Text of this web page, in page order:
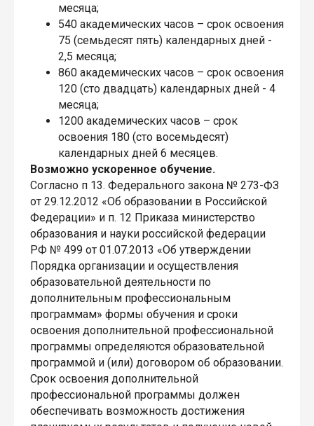
месяца;
540 академических часов – срок освоения
75 (семьдесят пять) календарных дней -
2,5 месяца;
860 академических часов – срок освоения
120 (сто двадцать) календарных дней - 4
месяца;
1200 академических часов – срок
освоения 180 (сто восемьдесят)
календарных дней 6 месяцев.
Возможно ускоренное обучение.
Согласно п 13. Федерального закона № 273-ФЗ
от 29.12.2012 «Об образовании в Российской
Федерации» и п. 12 Приказа министерство
образования и науки российской федерации
РФ № 499 от 01.07.2013 «Об утверждении
Порядка организации и осуществления
образовательной деятельности по
дополнительным профессиональным
программам» формы обучения и сроки
освоения дополнительной профессиональной
программы определяются образовательной
программой и (или) договором об образовании.
Срок освоения дополнительной
профессиональной программы должен
обеспечивать возможность достижения